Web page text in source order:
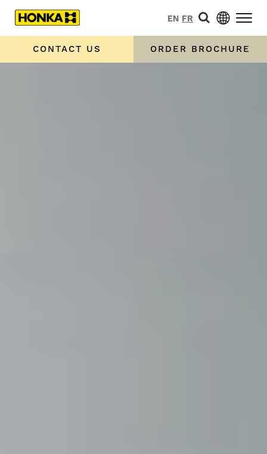
EN FR
CONTACT US ORDER BROCHURE